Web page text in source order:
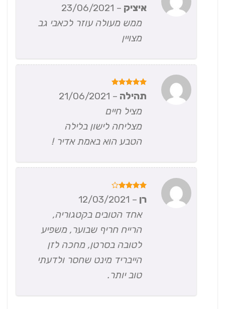
דורג5
מתוך 5
איציק–
23/06/2021
ממש מעולה עוזר לכאבי גב
מצויין
דורג 5
מתוך 5
תהילה–
21/06/2021
מציל חיים
מצליחה לישון בלילה
הטבע הוא באמת אדיר !
מתוך 5
רן–
12/03/2021
אחד הטובים בקטגוריה,
הרייח חריף שבוער, משפיע
לטובה בסרטן, מחכה לזן
הייבריד מינט שחסר ולדעתי
טוב יותר.